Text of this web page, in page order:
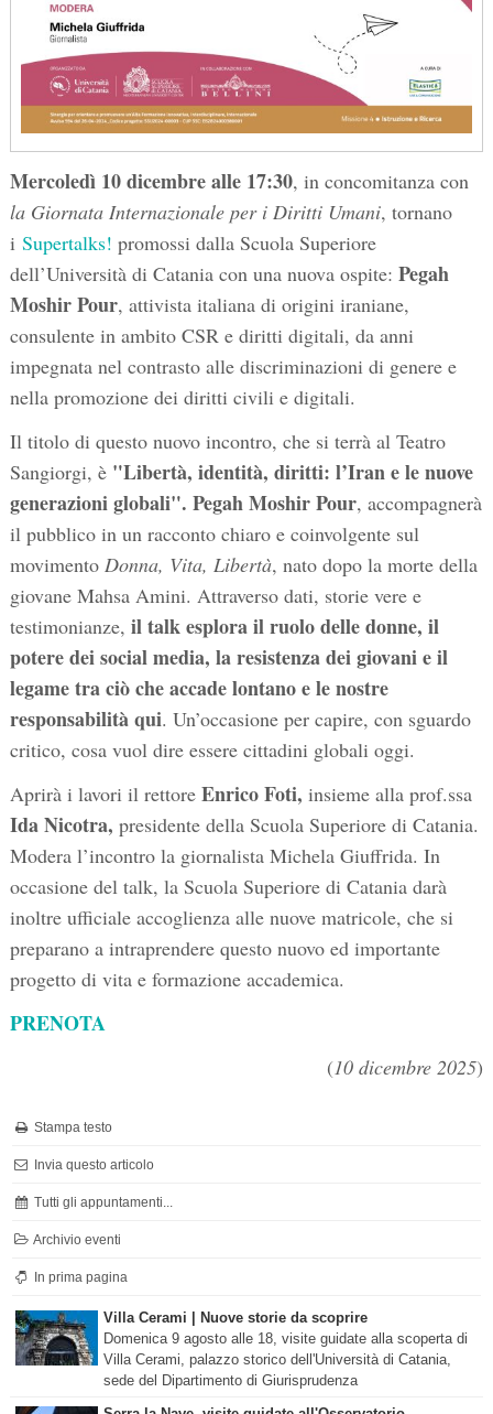
Mercoledì 10 dicembre alle 17:30, in concomitanza con
la Giornata Internazionale per i Diritti Umani, tornano
i Supertalks! promossi dalla Scuola Superiore
dell’Università di Catania con una nuova ospite: Pegah
Moshir Pour, attivista italiana di origini iraniane,
consulente in ambito CSR e diritti digitali, da anni
impegnata nel contrasto alle discriminazioni di genere e
nella promozione dei diritti civili e digitali.
Il titolo di questo nuovo incontro, che si terrà al Teatro
Sangiorgi, è"Libertà, identità, diritti: l’Iran e le nuove
generazioni globali". Pegah Moshir Pour, accompagnerà
il pubblico in un racconto chiaro e coinvolgente sul
movimento Donna, Vita, Libertà, nato dopo la morte della
giovane Mahsa Amini. Attraverso dati, storie vere e
testimonianze, il talk esplora il ruolo delle donne, il
potere dei social media, la resistenza dei giovani e il
legame tra ciò che accade lontano e le nostre
responsabilità qui. Un’occasione per capire, con sguardo
critico, cosa vuol dire essere cittadini globali oggi.
Aprirà i lavori il rettore Enrico Foti, insieme alla prof.ssa
Ida Nicotra, presidente della Scuola Superiore di Catania.
Modera l’incontro la giornalista Michela Giuffrida. In
occasione del talk, la Scuola Superiore di Catania darà
inoltre ufficiale accoglienza alle nuove matricole, che si
preparano a intraprendere questo nuovo ed importante
progetto di vita e formazione accademica.
PRENOTA
(10 dicembre 2025)
Stampa testo
Invia questo articolo
Tutti gli appuntamenti...
Archivio eventi
In prima pagina
Villa Cerami | Nuove storie da scoprire
Domenica 9 agosto alle 18, visite guidate alla scoperta di
Villa Cerami, palazzo storico dell'Università di Catania,
sede del Dipartimento di Giurisprudenza